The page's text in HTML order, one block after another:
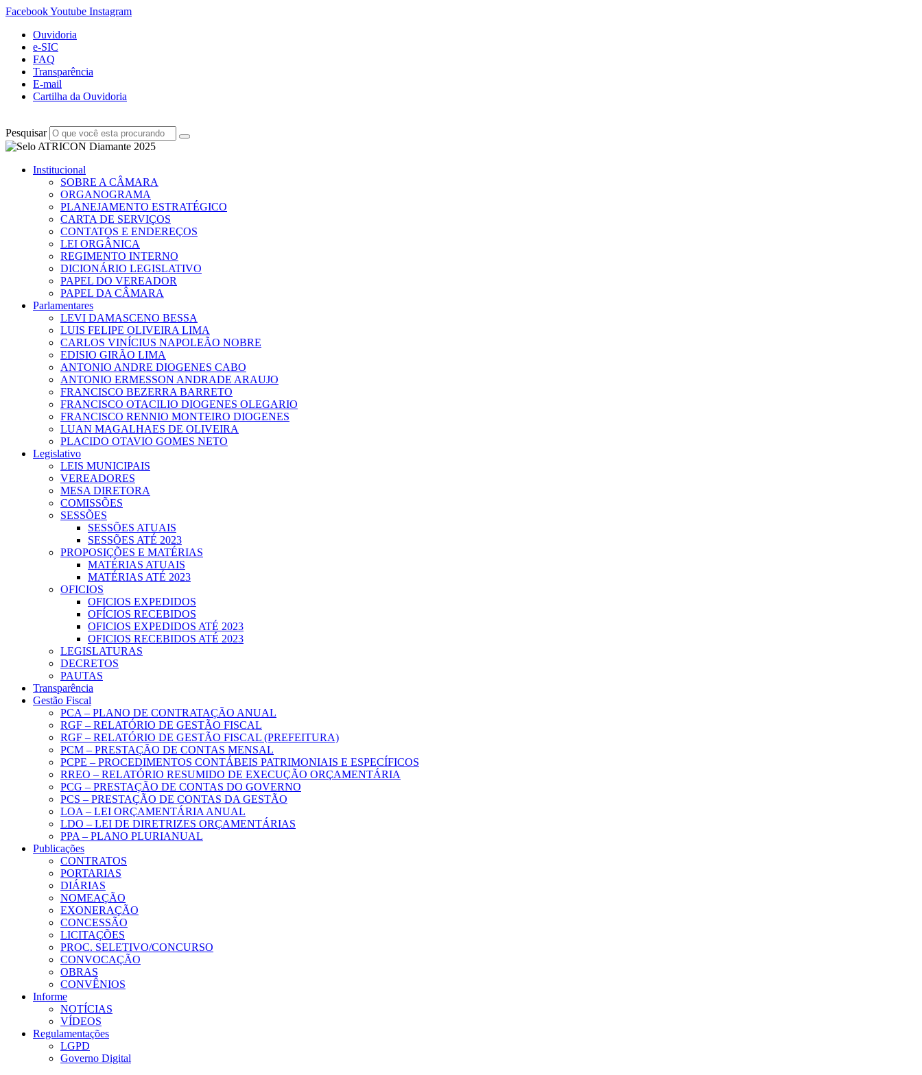
FacebookYoutube Instagram
Ouvidoria
e-SIC
FAQ
Transparência
E-mail
Cartilha da Ouvidoria
Pesquisar
Institucional
SOBRE A CÂMARA
ORGANOGRAMA
PLANEJAMENTO ESTRATÉGICO
CARTA DE SERVIÇOS
CONTATOS E ENDEREÇOS
LEI ORGÂNICA
REGIMENTO INTERNO
DICIONÁRIO LEGISLATIVO
PAPEL DO VEREADOR
PAPEL DA CÂMARA
Parlamentares
LEVI DAMASCENO BESSA
LUIS FELIPE OLIVEIRA LIMA
CARLOS VINÍCIUS NAPOLEÃO NOBRE
EDISIO GIRÃO LIMA
ANTONIO ANDRE DIOGENES CABO
ANTONIO ERMESSON ANDRADE ARAUJO
FRANCISCO BEZERRA BARRETO
FRANCISCO OTACILIO DIOGENES OLEGARIO
FRANCISCO RENNIO MONTEIRO DIOGENES
LUAN MAGALHAES DE OLIVEIRA
PLACIDO OTAVIO GOMES NETO
Legislativo
LEIS MUNICIPAIS
VEREADORES
MESA DIRETORA
COMISSÕES
SESSÕES
SESSÕES ATUAIS
SESSÕES ATÉ 2023
PROPOSIÇÕES E MATÉRIAS
MATÉRIAS ATUAIS
MATÉRIAS ATÉ 2023
OFICIOS
OFICIOS EXPEDIDOS
OFÍCIOS RECEBIDOS
OFICIOS EXPEDIDOS ATÉ 2023
OFICIOS RECEBIDOS ATÉ 2023
LEGISLATURAS
DECRETOS
PAUTAS
Transparência
Gestão Fiscal
PCA – PLANO DE CONTRATAÇÃO ANUAL
RGF – RELATÓRIO DE GESTÃO FISCAL
RGF – RELATÓRIO DE GESTÃO FISCAL (PREFEITURA)
PCM – PRESTAÇÃO DE CONTAS MENSAL
PCPE – PROCEDIMENTOS CONTÁBEIS PATRIMONIAIS E ESPECÍFICOS
RREO – RELATÓRIO RESUMIDO DE EXECUÇÃO ORÇAMENTÁRIA
PCG – PRESTAÇÃO DE CONTAS DO GOVERNO
PCS – PRESTAÇÃO DE CONTAS DA GESTÃO
LOA – LEI ORÇAMENTÁRIA ANUAL
LDO – LEI DE DIRETRIZES ORÇAMENTÁRIAS
PPA – PLANO PLURIANUAL
Publicações
CONTRATOS
PORTARIAS
DIÁRIAS
NOMEAÇÃO
EXONERAÇÃO
CONCESSÃO
LICITAÇÕES
PROC. SELETIVO/CONCURSO
CONVOCAÇÃO
OBRAS
CONVÊNIOS
Informe
NOTÍCIAS
VÍDEOS
Regulamentações
LGPD
Governo Digital